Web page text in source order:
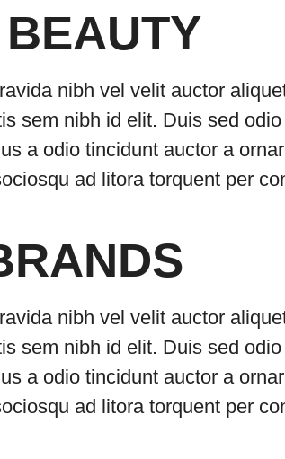
nibh vel velit auctor
sem nibh id elit. Duis sed
a odio tincidunt auctor a
ad litora torquent per
nibh vel velit auctor
sem nibh id elit. Duis sed
a odio tincidunt auctor a
ad litora torquent per